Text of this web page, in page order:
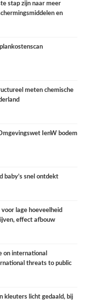
stap zijn naar meer
en
meten chemische
IenW bodem
baby’s snel ontdekt
lage hoeveelheid
effect afbouw
on international
threats to public
kleuters licht gedaald, bij